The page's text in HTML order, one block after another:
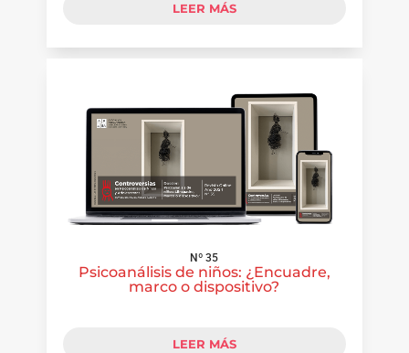
LEER MÁS
Nº 35
Psicoanálisis de niños: ¿Encuadre,
marco o dispositivo?
LEER MÁS